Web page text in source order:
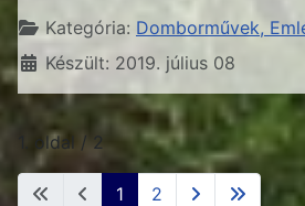
Részletek
Kategória: Domborművek,
Készült: 2019. július 08
1. oldal / 2
1 2